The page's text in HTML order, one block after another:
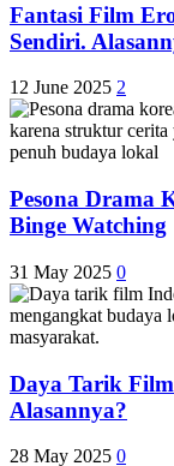
Fantasi Film
Sendiri.
12 June 2025 2
Pesona Drama
Binge Watching
31 May 2025 0
Daya Tarik
Alasannya?
28 May 2025 0